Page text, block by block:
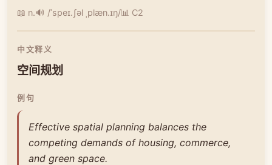
📖 n.🔊 /ˈspeɪ.ʃəl ˌplæn.ɪŋ/📊 C2
中文释义
空间规划
例句
Effective spatial planning balances the
competing demands of housing, commerce,
and green space.